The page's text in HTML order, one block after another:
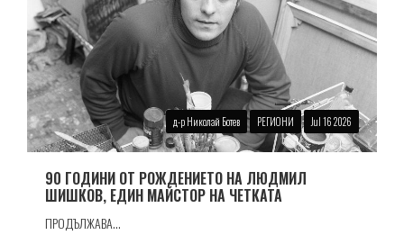
д-р Николай Ботев РЕГИОНИ Jul 16 2026
90 ГОДИНИ ОТ РОЖДЕНИЕТО НА ЛЮДМИЛ
ШИШКОВ, ЕДИН МАЙСТОР НА ЧЕТКАТА
ПРОДЪЛЖАВА...